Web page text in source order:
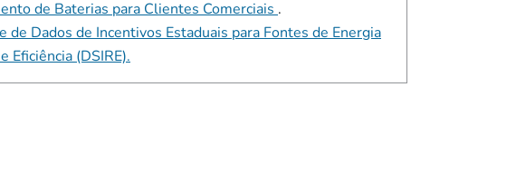
de Baterias para Clientes Comerciais .
de Dados de Incentivos Estaduais para Fontes de Energia
Eficiência (DSIRE).